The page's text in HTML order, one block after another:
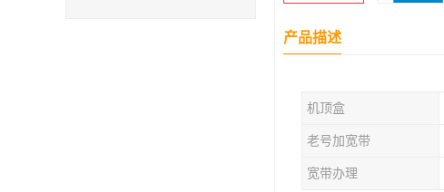
产品描述
机顶盒
老号加宽带
宽带办理